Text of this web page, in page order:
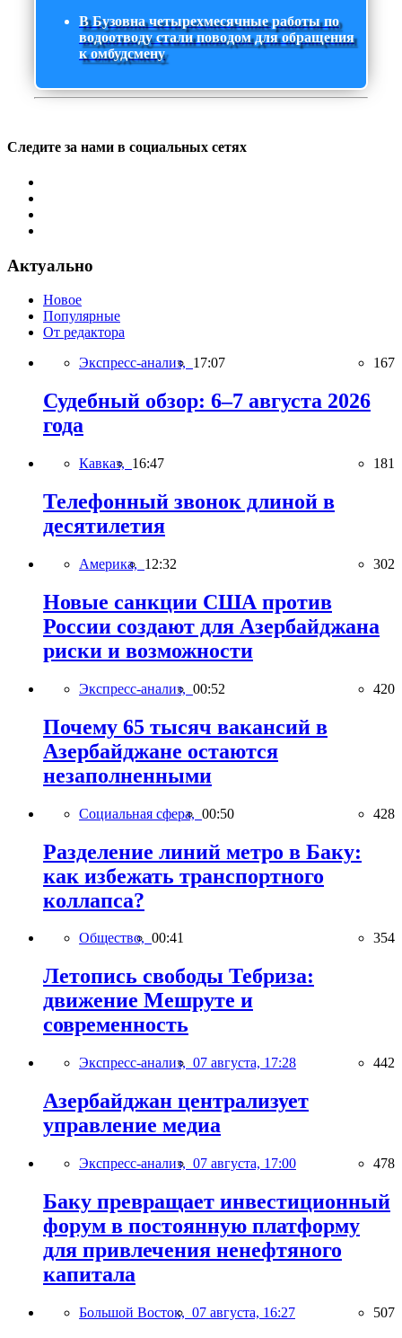
В Бузовна четырехмесячные работы по
водоотводу стали поводом для обращения
к омбудсмену
Следите за нами в социальных сетях
Актуально
Новое
Популярные
От редактора
Экспресс-анализ, 17:07 167
Судебный обзор: 6–7 августа 2026
года
Кавказ, 16:47 181
Телефонный звонок длиной в
десятилетия
Америка, 12:32 302
Новые санкции США против
России создают для Азербайджана
риски и возможности
Экспресс-анализ, 00:52 420
Почему 65 тысяч вакансий в
Азербайджане остаются
незаполненными
Социальная сфера, 00:50 428
Разделение линий метро в Баку:
как избежать транспортного
коллапса?
Общество, 00:41 354
Летопись свободы Тебриза:
движение Мешруте и
современность
Экспресс-анализ, 07 августа, 17:28 442
Азербайджан централизует
управление медиа
Экспресс-анализ, 07 августа, 17:00 478
Баку превращает инвестиционный
форум в постоянную платформу
для привлечения ненефтяного
капитала
Большой Восток, 07 августа, 16:27 507